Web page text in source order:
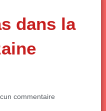
dans la
commentaire